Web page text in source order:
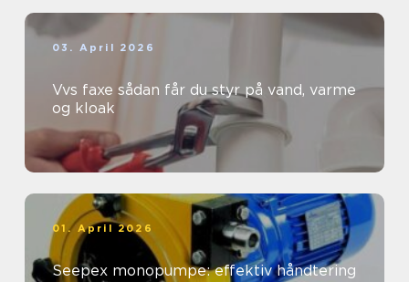
03. April 2026
Vvs faxe sådan får du styr på vand, varme
og kloak
01. April 2026
Seepex monopumpe: effektiv håndtering